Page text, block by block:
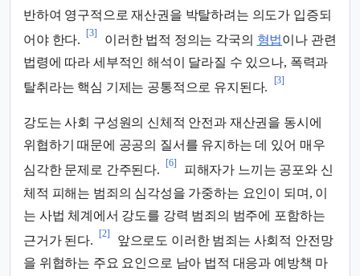
반하여 영구적으로 재산권을 박탈하려는 의도가 입증되
어야 한다.
[3]
이러한 법적 정의는 각국의 형법이나 관련
법령에 따라 세부적인 해석이 달라질 수 있으나, 폭력과
탈취라는 핵심 기제는 공통적으로 유지된다.
[3]
강도는 사회 구성원의 신체적 안전과 재산권을 동시에
위협하기 때문에 공공의 질서를 유지하는 데 있어 매우
심각한 문제로 간주된다.
[6]
피해자가 느끼는 공포와 신
체적 피해는 범죄의 심각성을 가중하는 요인이 되며, 이
는 사법 체계에서 강도를 강력 범죄의 범주에 포함하는
근거가 된다.
[2]
앞으로도 이러한 범죄는 사회적 안전망
을 위협하는 주요 요인으로 남아 법적 대응과 예방책 마